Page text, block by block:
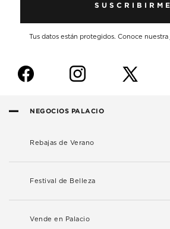
SUSCRIBIRME
Tus datos están protegidos. Conoce nuestra
f i
NEGOCIOS PALACIO
Rebajas de Verano
Festival de Belleza
Vende en Palacio